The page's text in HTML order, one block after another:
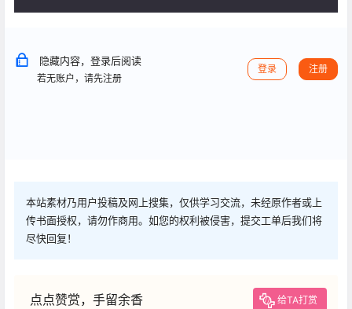
隐藏内容，登录后阅读
若无账户，请先注册
登录 注册
本站素材乃用户投稿及网上搜集，仅供学习交流，未经原作者或上
传书面授权，请勿作商用。如您的权利被侵害，提交工单后我们将
尽快回复！
点点赞赏，手留余香 给TA打赏